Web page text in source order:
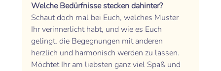
Welche Bedürfnisse stecken dahinter?
Schaut doch mal bei Euch, welches Muster
Ihr verinnerlicht habt, und wie es Euch
gelingt, die Begegnungen mit anderen
herzlich und harmonisch werden zu lassen.
Möchtet Ihr am liebsten ganz viel Spaß und